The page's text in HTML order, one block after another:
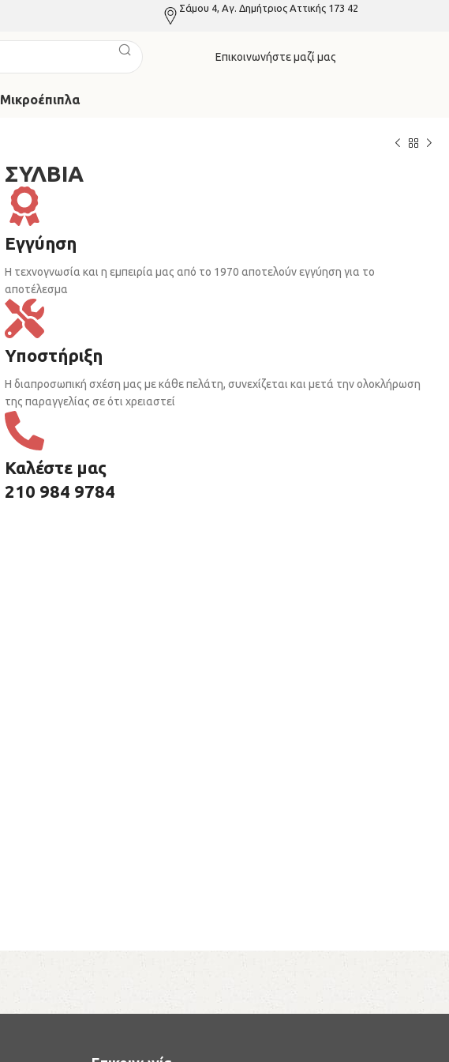
Σάμου 4, Αγ. Δημήτριος Αττικής 173 42
Επικοινωνήστε μαζί μας
Μικροέπιπλα
ΣΥΛΒΙΑ
Εγγύηση
Η τεχνογνωσία και η εμπειρία μας από το 1970 αποτελούν εγγύηση για το
αποτέλεσμα
Υποστήριξη
Η διαπροσωπική σχέση μας με κάθε πελάτη, συνεχίζεται και μετά την ολοκλήρωση
της παραγγελίας σε ότι χρειαστεί
Καλέστε μας
210 984 9784